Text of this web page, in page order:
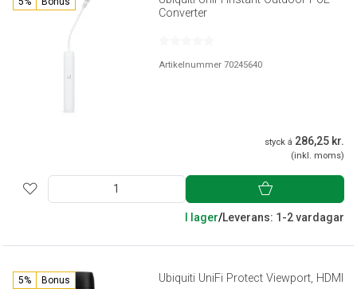
Converter
Artikelnummer 70245640
styck á 286,25 kr.
(inkl. moms)
I lager/Leverans: 1-2 vardagar
5% Bonus Ubiquiti UniFi Protect Viewport, HDMI